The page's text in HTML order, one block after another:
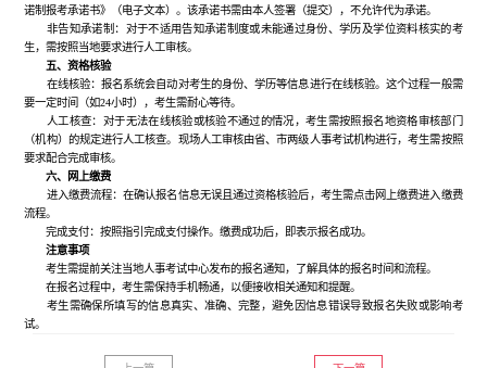
诺制报考承诺书》（电子文本）。该承诺书需由本人签署（提交），不允许代为承诺。
非告知承诺制：对于不适用告知承诺制度或未能通过身份、学历及学位资料核实的考
生，需按照当地要求进行人工审核。
五、资格核验
在线核验：报名系统会自动对考生的身份、学历等信息进行在线核验。这个过程一般需
要一定时间（如24小时），考生需耐心等待。
人工核查：对于无法在线核验或核验不通过的情况，考生需按照报名地资格审核部门
（机构）的规定进行人工核查。现场人工审核由省、市两级人事考试机构进行，考生需按照
要求配合完成审核。
六、网上缴费
进入缴费流程：在确认报名信息无误且通过资格核验后，考生需点击网上缴费进入缴费
流程。
完成支付：按照指引完成支付操作。缴费成功后，即表示报名成功。
注意事项
考生需提前关注当地人事考试中心发布的报名通知，了解具体的报名时间和流程。
在报名过程中，考生需保持手机畅通，以便接收相关通知和提醒。
考生需确保所填写的信息真实、准确、完整，避免因信息错误导致报名失败或影响考
试。